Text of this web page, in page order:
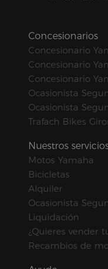
Concesionarios
Concesionario
Concesionario
Concesionario
Ocasionista
Ocasionista
Trafach Bikes
Nuestros
Motos Yamaha
Bicicletas
Alquiler
Ocasionista
Liquidación
¿Quieres vender
Recambios de